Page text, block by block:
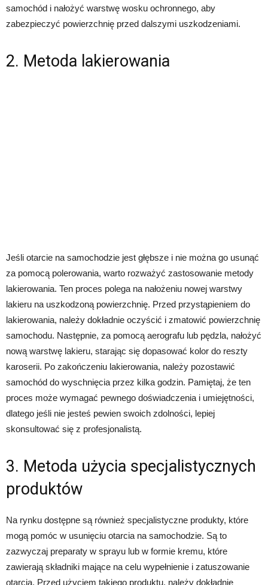
samochód i nałożyć warstwę wosku ochronnego, aby
zabezpieczyć powierzchnię przed dalszymi uszkodzeniami.
2. Metoda lakierowania
Jeśli otarcie na samochodzie jest głębsze i nie można go usunąć
za pomocą polerowania, warto rozważyć zastosowanie metody
lakierowania. Ten proces polega na nałożeniu nowej warstwy
lakieru na uszkodzoną powierzchnię. Przed przystąpieniem do
lakierowania, należy dokładnie oczyścić i zmatowić powierzchnię
samochodu. Następnie, za pomocą aerografu lub pędzla, nałożyć
nową warstwę lakieru, starając się dopasować kolor do reszty
karoserii. Po zakończeniu lakierowania, należy pozostawić
samochód do wyschnięcia przez kilka godzin. Pamiętaj, że ten
proces może wymagać pewnego doświadczenia i umiejętności,
dlatego jeśli nie jesteś pewien swoich zdolności, lepiej
skonsultować się z profesjonalistą.
3. Metoda użycia specjalistycznych
produktów
Na rynku dostępne są również specjalistyczne produkty, które
mogą pomóc w usunięciu otarcia na samochodzie. Są to
zazwyczaj preparaty w sprayu lub w formie kremu, które
zawierają składniki mające na celu wypełnienie i zatuszowanie
otarcia. Przed użyciem takiego produktu, należy dokładnie